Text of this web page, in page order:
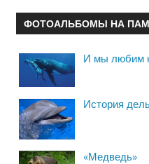
ФОТОАЛЬБОМЫ НА
И мы любим
История
«Медведь»